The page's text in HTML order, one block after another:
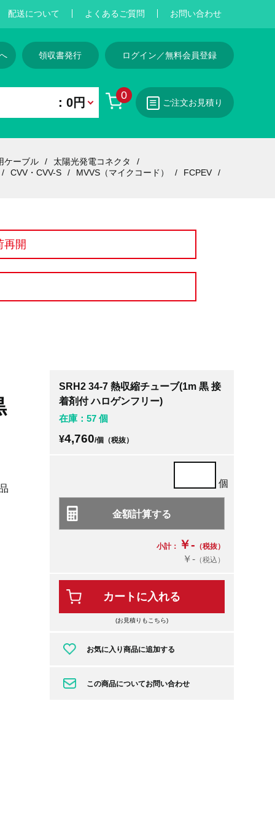
配送について よくあるご質問 お問い合わせ
領収書発行 ログイン／無料会員登録
0
：0円 ご注文お見積り
ケーブル
太陽光発電コネクタ
CVV・CVV-S
MVVS（マイクコード） FCPEV
再開
SRH2 34-7 熱収縮チューブ(1m 黒 接
着剤付 ハロゲンフリー)
在庫：57 個
¥4,760/個（税抜）
個
小計： ￥- （税抜）
￥-（税込）
カートに入れる
(お見積りもこちら)
お気に入り商品に追加する
この商品についてお問い合わせ